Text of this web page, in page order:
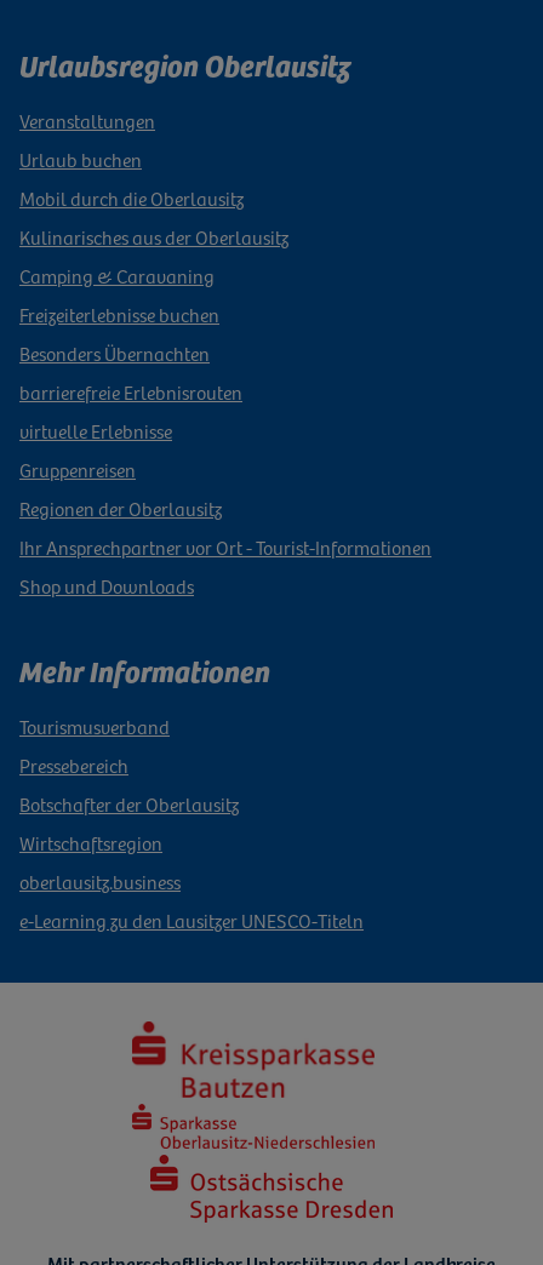
Urlaubsregion Oberlausitz
Veranstaltungen
Urlaub buchen
Mobil durch die Oberlausitz
Kulinarisches aus der Oberlausitz
Camping & Caravaning
Freizeiterlebnisse buchen
Besonders Übernachten
barrierefreie Erlebnisrouten
virtuelle Erlebnisse
Gruppenreisen
Regionen der Oberlausitz
Ihr Ansprechpartner vor Ort - Tourist-Informationen
Shop und Downloads
Mehr Informationen
Tourismusverband
Pressebereich
Botschafter der Oberlausitz
Wirtschaftsregion
oberlausitz.business
e-Learning zu den Lausitzer UNESCO-Titeln